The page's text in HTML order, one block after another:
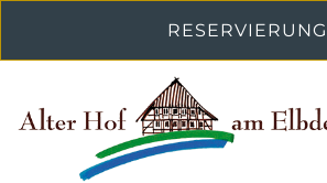
RESERVIERUNG